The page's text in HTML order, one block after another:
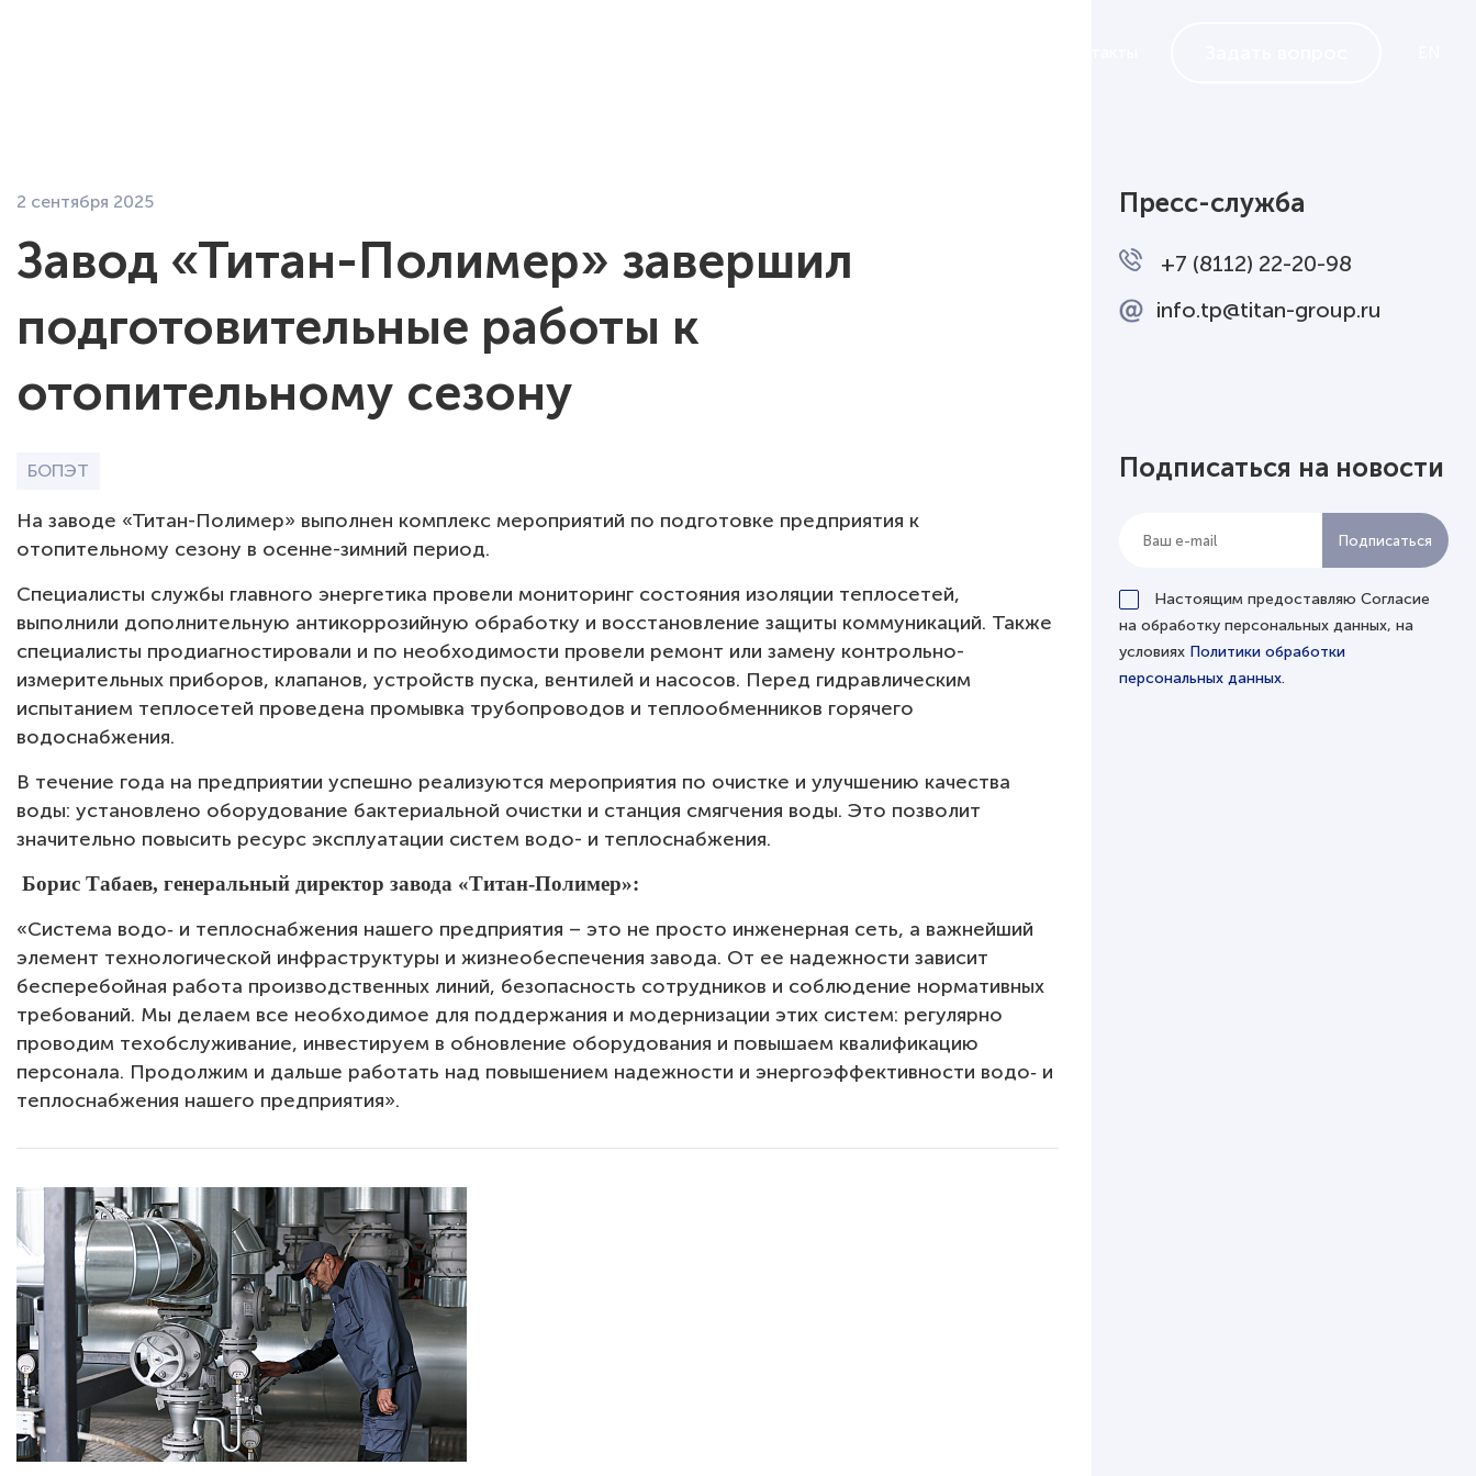
2 сентября 2025
Завод «Титан-Полимер» завершил
подготовительные работы к
отопительному сезону
БОПЭТ
На заводе «Титан-Полимер» выполнен комплекс мероприятий по подготовке предприятия к
отопительному сезону в осенне-зимний период.
Специалисты службы главного энергетика провели мониторинг состояния изоляции теплосетей,
выполнили дополнительную антикоррозийную обработку и восстановление защиты коммуникаций. Также
специалисты продиагностировали и по необходимости провели ремонт или замену контрольно-
измерительных приборов, клапанов, устройств пуска, вентилей и насосов. Перед гидравлическим
испытанием теплосетей проведена промывка трубопроводов и теплообменников горячего
водоснабжения.
В течение года на предприятии успешно реализуются мероприятия по очистке и улучшению качества
воды: установлено оборудование бактериальной очистки и станция смягчения воды. Это позволит
значительно повысить ресурс эксплуатации систем водо- и теплоснабжения.
Борис Табаев, генеральный директор завода «Титан-Полимер»:
«Система водо‑ и теплоснабжения нашего предприятия – это не просто инженерная сеть, а важнейший
элемент технологической инфраструктуры и жизнеобеспечения завода. От ее надежности зависит
бесперебойная работа производственных линий, безопасность сотрудников и соблюдение нормативных
требований. Мы делаем все необходимое для поддержания и модернизации этих систем: регулярно
проводим техобслуживание, инвестируем в обновление оборудования и повышаем квалификацию
персонала. Продолжим и дальше работать над повышением надежности и энергоэффективности водо‑ и
теплоснабжения нашего предприятия».
Пресс-служба
+7 (8112) 22-20-98
info.tp@titan-group.ru
Подписаться на новости
Настоящим предоставляю Согласие
на обработку персональных данных, на
условиях Политики обработки
персональных данных.